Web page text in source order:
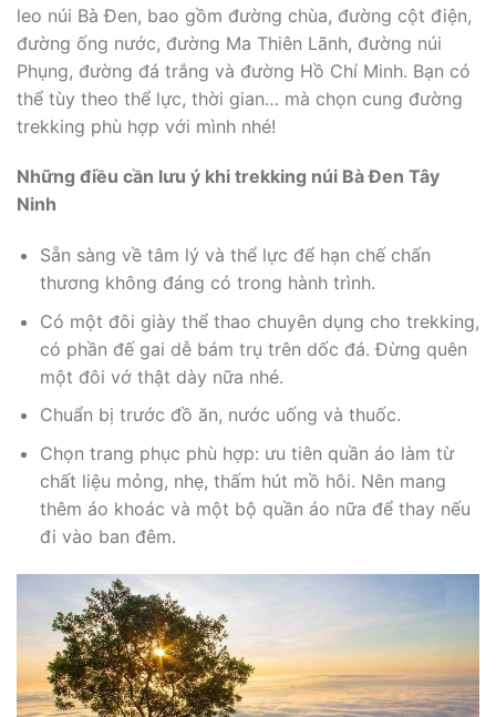
leo núi Bà Đen, bao gồm đường chùa, đường cột điện,
đường ống nước, đường Ma Thiên Lãnh, đường núi
Phụng, đường đá trắng và đường Hồ Chí Minh. Bạn có
thể tùy theo thể lực, thời gian… mà chọn cung đường
trekking phù hợp với mình nhé!
Những điều cần lưu ý khi trekking núi Bà Đen Tây
Ninh
Sẵn sàng về tâm lý và thể lực để hạn chế chấn
thương không đáng có trong hành trình.
Có một đôi giày thể thao chuyên dụng cho trekking,
có phần đế gai dễ bám trụ trên dốc đá. Đừng quên
một đôi vớ thật dày nữa nhé.
Chuẩn bị trước đồ ăn, nước uống và thuốc.
Chọn trang phục phù hợp: ưu tiên quần áo làm từ
chất liệu mỏng, nhẹ, thấm hút mồ hôi. Nên mang
thêm áo khoác và một bộ quần áo nữa để thay nếu
đi vào ban đêm.